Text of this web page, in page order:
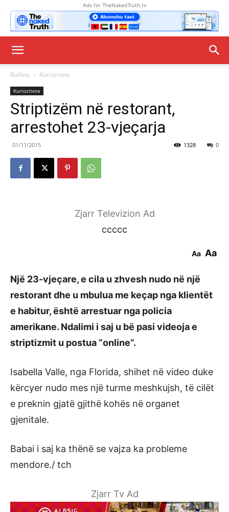
Ads for TheNakedTruth.tv
Ballina Kuriozitete
Kuriozitete
Striptizëm në restorant,
arrestohet 23-vjeçarja
01/11/2015 0
1328
Zjarr Televizion Ad
ccccc
Aa Aa
Një 23-vjeçare, e cila u zhvesh nudo në një
restorant dhe u mbulua me keçap nga klientët
e habitur, është arrestuar nga policia
amerikane. Ndalimi i saj u bë pasi videoja e
striptizmit u postua “online”.
Isabella Valle, nga Florida, shihet në video duke
kërcyer nudo mes një turme meshkujsh, të cilët
e preknin gjatë gjithë kohës në organet
gjenitale.
Babai i saj ka thënë se vajza ka probleme
mendore./ tch
Zjarr Tv Ad